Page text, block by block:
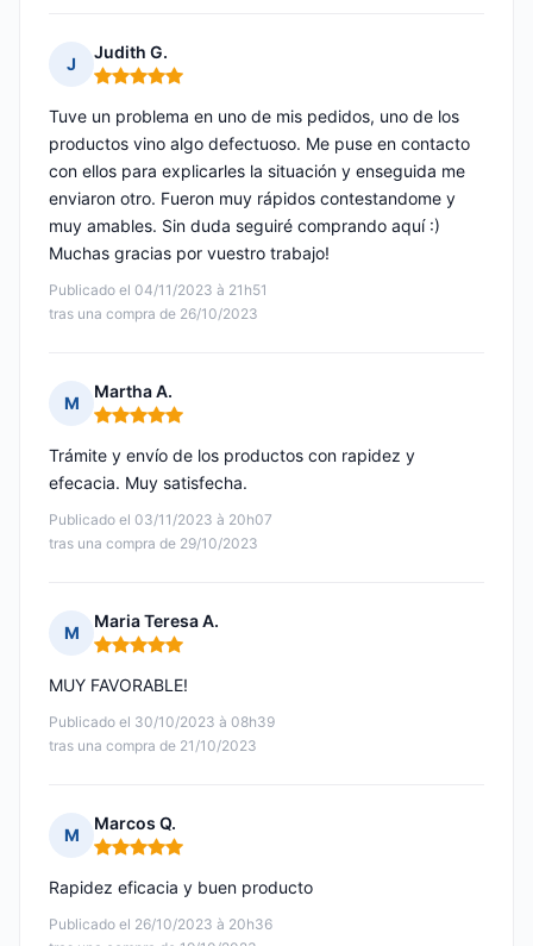
J
Judith G.
Nota: 5 de 5
Publicado el 04/11/2023 à 21h51
tras una compra de 26/10/2023
Tuve un problema en uno de mis pedidos, uno de los
productos vino algo defectuoso. Me puse en contacto
con ellos para explicarles la situación y enseguida me
enviaron otro. Fueron muy rápidos contestandome y
muy amables. Sin duda seguiré comprando aquí :)
Muchas gracias por vuestro trabajo!
M
Martha A.
Nota: 5 de 5
Publicado el 03/11/2023 à 20h07
tras una compra de 29/10/2023
Trámite y envío de los productos con rapidez y
efecacia. Muy satisfecha.
M
Maria Teresa A.
Nota: 5 de 5
Publicado el 30/10/2023 à 08h39
tras una compra de 21/10/2023
MUY FAVORABLE!
M
Marcos Q.
Nota: 5 de 5
Publicado el 26/10/2023 à 20h36
Rapidez eficacia y buen producto